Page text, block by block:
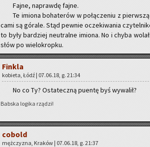
Fajne, na­praw­dę fajne.
Te imio­na bo­ha­te­rów w po­łą­cze­niu z
ca­mi są gó­ra­le. Stąd pew­nie ocze­ki­wa­nia
to były bar­dziej neu­tral­ne imio­na. No i chyba
słów po wie­lo­krop­ku.
Fin­kla
ko­bie­ta, Łódź | 07.06.18, g. 21:34
No co Ty? Osta­tecz­ną pu­en­tę byś wy­wa­lił?
Bab­ska lo­gi­ka rzą­dzi!
co­bold
męż­czy­zna, Kra­ków | 07.06.18, g. 21:37